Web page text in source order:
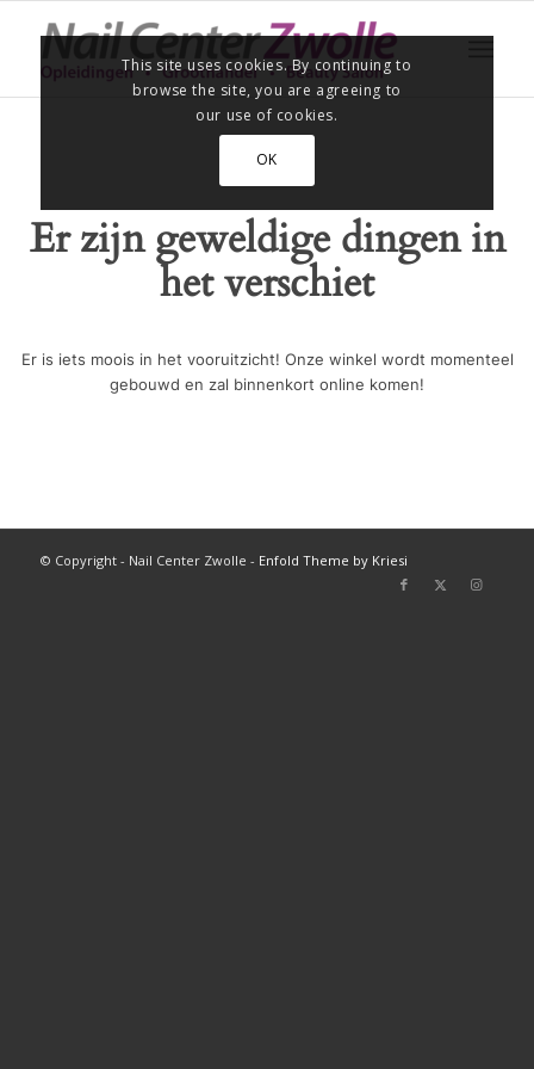
Er zijn geweldige dingen in
het verschiet
Er is iets moois in het vooruitzicht! Onze winkel wordt momenteel
gebouwd en zal binnenkort online komen!
© Copyright - Nail Center Zwolle - Enfold Theme by Kriesi
This site uses cookies. By continuing to
browse the site, you are agreeing to
our use of cookies.
OK